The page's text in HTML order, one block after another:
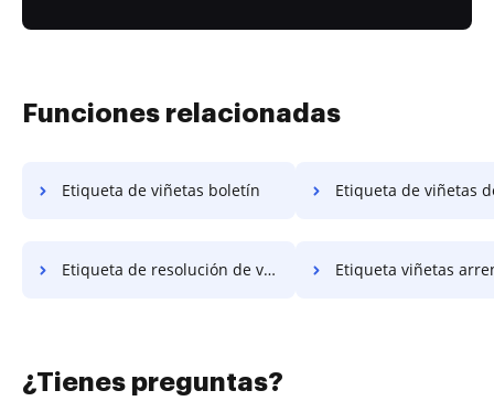
Funciones relacionadas
Etiqueta de viñetas boletín Etiqueta de viñetas de
Etiqueta de resolución de viñetas Etiqueta viñetas
¿Tienes preguntas?